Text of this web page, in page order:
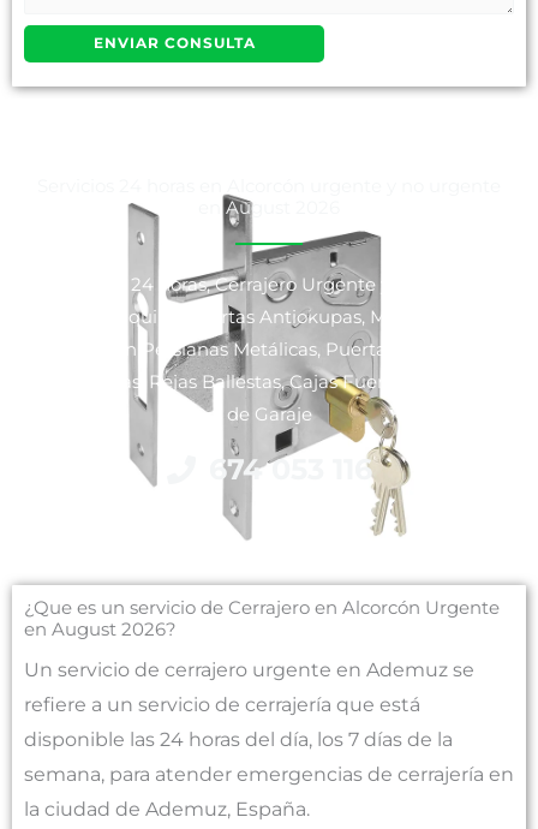
en August 2026
Cerrajeros 24 horas, Cerrajero Urgente y No Urgente,
Venta y Alquiler Puertas Antiokupas, Motorización y
Reparación Persianas Metálicas, Puertas Blindadas y
Acorazadas, Rejas Ballestas, Cajas Fuertes y Puertas
de Garaje
674 053 116
¿Que es un servicio de Cerrajero en Alcorcón Urgente
en August 2026?
Un servicio de cerrajero urgente en Ademuz se
refiere a un servicio de cerrajería que está
disponible las 24 horas del día, los 7 días de la
semana, para atender emergencias de cerrajería en
la ciudad de Ademuz, España.